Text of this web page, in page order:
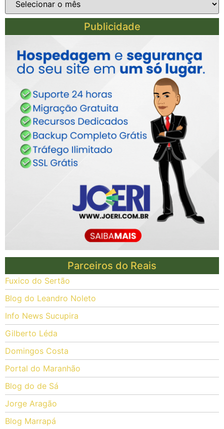
Publicidade
Parceiros do Reais
Fuxico do Sertão
Blog do Leandro Noleto
Info News Sucupira
Gilberto Léda
Domingos Costa
Portal do Maranhão
Blog do de Sá
Jorge Aragão
Blog Marrapá